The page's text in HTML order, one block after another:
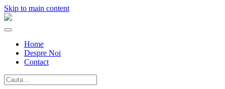
Skip to main content
Home
Despre Noi
Contact